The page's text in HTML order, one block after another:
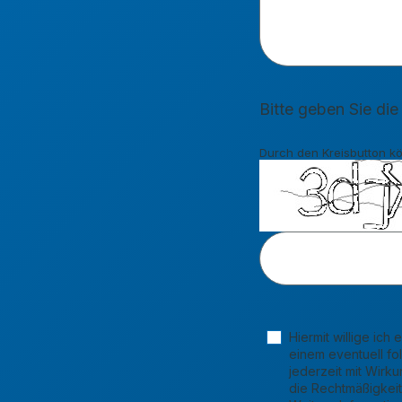
Bitte geben Sie
Durch den Kreisbutton
Hiermit willige ich
einem eventuell
jederzeit mit
die